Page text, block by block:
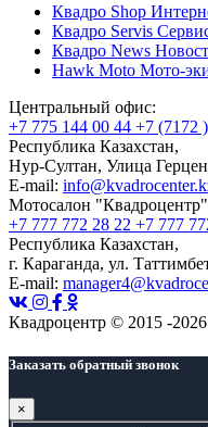
Квадро Shop
Квадро Servis
Квадро News
Hawk Moto Мото-
Центральный офис:
+7 775 144 00 44 +7 (7172
Республика Казахстан,
Нур-Султан, Улица
E-mail:
Мотосалон "Квадроцентр"
+7 777 772 28 22 +7 777
Республика Казахстан,
г. Караганда, ул.
E-mail:
Квадроцентр © 2015 -2026
Заказать обратный звонок
×